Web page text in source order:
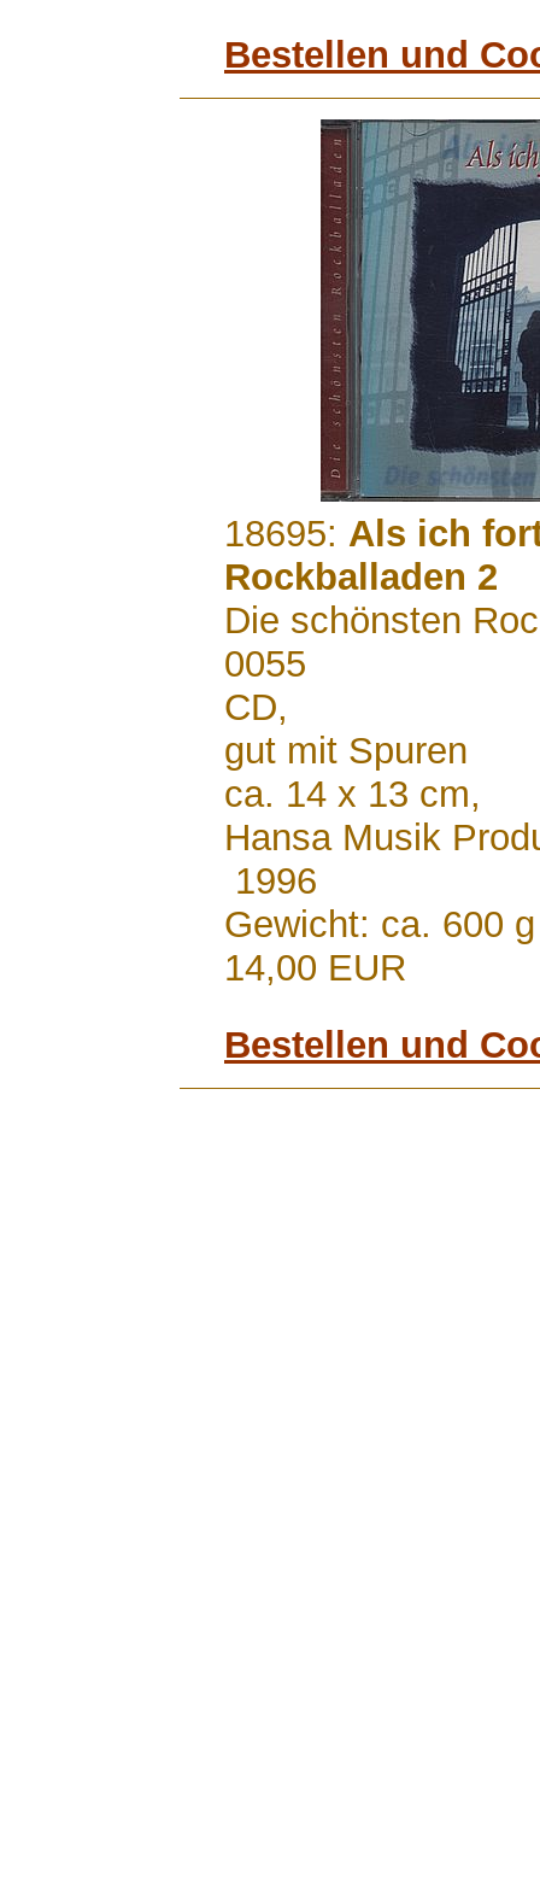
Bestellen und
18695: Als ich
Rockballaden 2
Die schönsten
0055
CD,
gut mit Spuren
ca. 14 x 13 cm,
Hansa Musik
1996
Gewicht: ca. 600 g
14,00 EUR
Bestellen und